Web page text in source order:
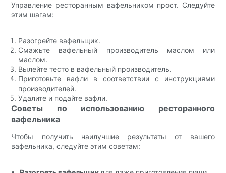
Управление ресторанным вафельником прост. Следуйте
этим шагам:
Разогрейте вафельщик.
Смажьте вафельный производитель маслом или
маслом.
Вылейте тесто в вафельный производитель.
Приготовьте вафли в соответствии с инструкциями
производителей.
Удалите и подайте вафли.
Советы по использованию ресторанного
вафельника
Чтобы получить наилучшие результаты от вашего
вафельника, следуйте этим советам: